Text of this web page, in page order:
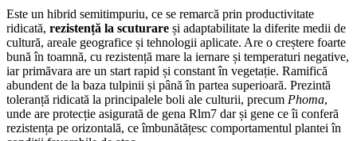
Este un hibrid semitimpuriu, ce se remarcă prin productivitate
ridicată, rezistență la scuturare și adaptabilitate la diferite medii de
cultură, areale geografice și tehnologii aplicate. Are o creștere foarte
bună în toamnă, cu rezistență mare la iernare și temperaturi negative,
iar primăvara are un start rapid și constant în vegetație. Ramifică
abundent de la baza tulpinii și până în partea superioară. Prezintă
toleranță ridicată la principalele boli ale culturii, precum Phoma,
unde are protecție asigurată de gena Rlm7 dar și gene ce îi conferă
rezistența pe orizontală, ce îmbunătățesc comportamentul plantei în